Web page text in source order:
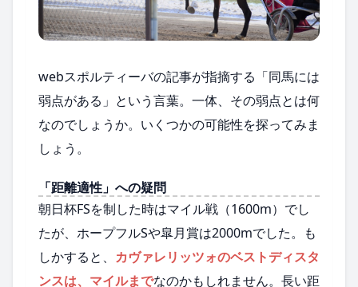
webスポルティーバの記事が指摘する「同馬には
弱点がある」という言葉。一体、その弱点とは何
なのでしょうか。いくつかの可能性を探ってみま
しょう。
「距離適性」への疑問
朝日杯FSを制した時はマイル戦（1600m）でし
たが、ホープフルSや皐月賞は2000mでした。も
しかすると、 カヴァレリッツォのベストディスタ
ンスは、マイルまでなのかもしれません。長い距